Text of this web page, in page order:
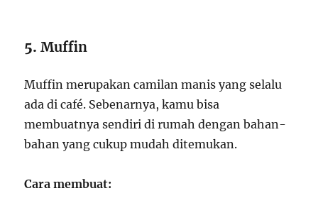
5.Muffin
Muffin merupakan camilan manis yang selalu
ada di café. Sebenarnya, kamu bisa
membuatnya sendiri di rumah dengan bahan-
bahan yang cukup mudah ditemukan.
Cara membuat: